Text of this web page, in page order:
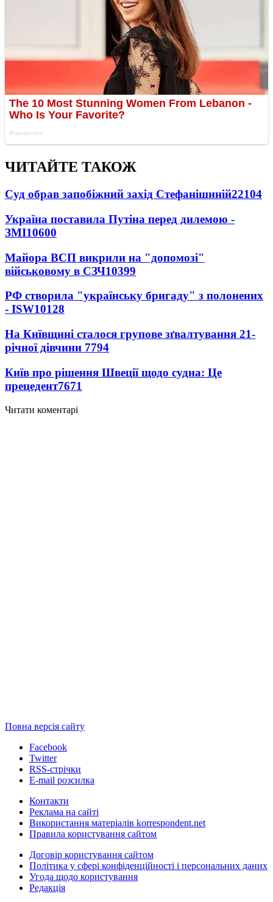
ЧИТАЙТЕ ТАКОЖ
Суд обрав запобіжний захід Стефанішиній22104
Україна поставила Путіна перед дилемою -
ЗМІ10600
Майора ВСП викрили на "допомозі"
військовому в СЗЧ10399
РФ створила "українську бригаду" з полонених
- ISW10128
На Київщині сталося групове зґвалтування 21-
річної дівчини 7794
Київ про рішення Швеції щодо судна: Це
прецедент7671
Читати коментарі
Повна версія сайту
Facebook
Twitter
RSS-стрічки
E-mail розсилка
Контакти
Реклама на сайті
Використання матеріалів korrespondent.net
Правила користування сайтом
Договір користування сайтом
Політика у сфері конфіденційності і персональних даних
Угода щодо користування
Редакція